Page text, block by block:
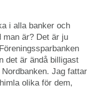
i alla banker och
man är? Det är ju
det är ändå billigast
Jag fattar
olika för dem,